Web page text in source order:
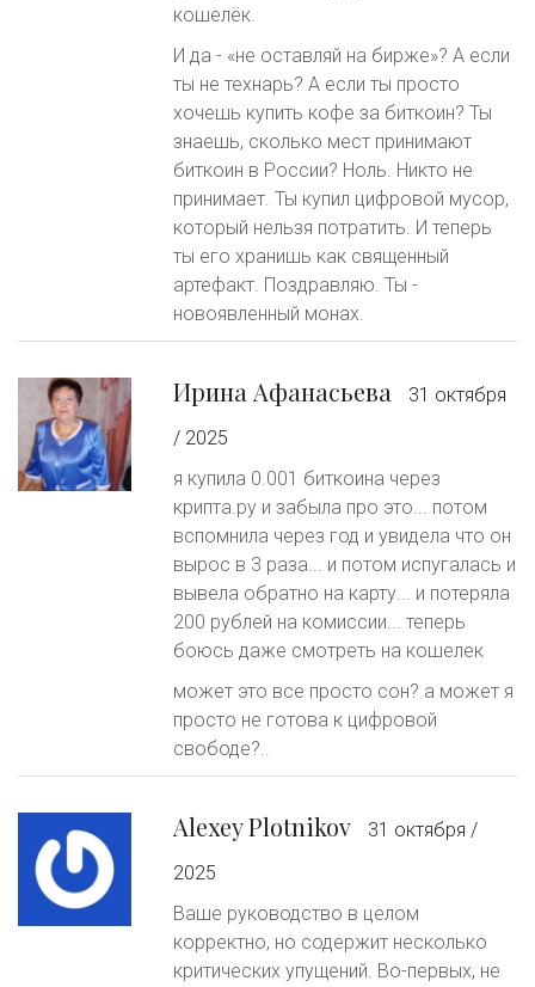
кошелёк.
И да - «не оставляй на бирже»? А если
ты не технарь? А если ты просто
хочешь купить кофе за биткоин? Ты
знаешь, сколько мест принимают
биткоин в России? Ноль. Никто не
принимает. Ты купил цифровой мусор,
который нельзя потратить. И теперь
ты его хранишь как священный
артефакт. Поздравляю. Ты -
новоявленный монах.
Ирина Афанасьева
31 октября
/ 2025
я купила 0.001 биткоина через
крипта.ру и забыла про это... потом
вспомнила через год и увидела что он
вырос в 3 раза... и потом испугалась и
вывела обратно на карту... и потеряла
200 рублей на комиссии... теперь
боюсь даже смотреть на кошелек
может это все просто сон? а может я
просто не готова к цифровой
свободе?..
Alexey Plotnikov
31 октября /
2025
Ваше руководство в целом
корректно, но содержит несколько
критических упущений. Во-первых, не